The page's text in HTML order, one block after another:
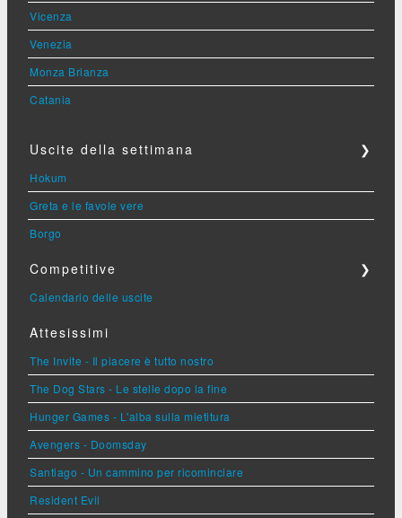
Vicenza
Venezia
Monza Brianza
Catania
Uscite della settimana ❯
Hokum
Greta e le favole vere
Borgo
Competitive ❯
Calendario delle uscite
Attesissimi
The Invite - Il piacere è tutto nostro
The Dog Stars - Le stelle dopo la fine
Hunger Games - L'alba sulla mietitura
Avengers - Doomsday
Santiago - Un cammino per ricominciare
Resident Evil